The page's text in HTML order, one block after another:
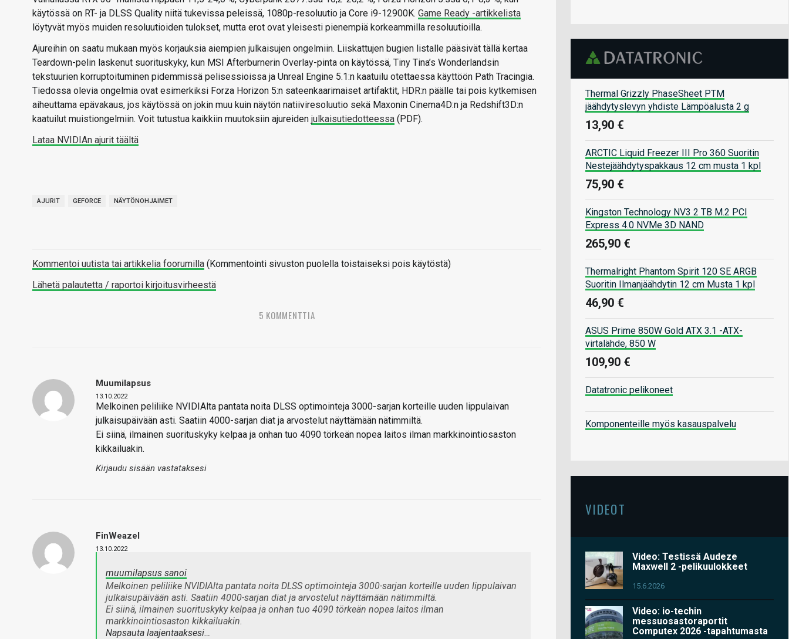
käytössä on RT- ja DLSS Quality niitä tukevissa peleissä, 1080p-resoluutio ja Core i9-12900K. Game Ready -artikkelista
löytyvät myös muiden resoluutioiden tulokset, mutta erot ovat yleisesti pienempiä korkeammilla resoluutioilla.
Ajureihin on saatu mukaan myös korjauksia aiempien julkaisujen ongelmiin. Liiskattujen bugien listalle pääsivät tällä kertaa
Teardown-pelin laskenut suorituskyky, kun MSI Afterburnerin Overlay-pinta on käytössä, Tiny Tina’s Wonderlandsin
tekstuurien korruptoituminen pidemmissä pelisessioissa ja Unreal Engine 5.1:n kaatuilu otettaessa käyttöön Path Tracingia.
Tiedossa olevia ongelmia ovat esimerkiksi Forza Horizon 5:n sateenkaarimaiset artifaktit, HDR:n päälle tai pois kytkemisen
aiheuttama epävakaus, jos käytössä on jokin muu kuin näytön natiiviresoluutio sekä Maxonin Cinema4D:n ja Redshift3D:n
kaatuilut muistiongelmiin. Voit tutustua kaikkiin muutoksiin ajureiden julkaisutiedotteessa (PDF).
Lataa NVIDIAn ajurit täältä
AJURIT GEFORCE NÄYTÖNOHJAIMET
Kommentoi uutista tai artikkelia foorumilla (Kommentointi sivuston puolella toistaiseksi pois käytöstä)
Lähetä palautetta / raportoi kirjoitusvirheestä
5 KOMMENTTIA
Muumilapsus
13.10.2022
Melkoinen peliliike NVIDIAlta pantata noita DLSS optimointeja 3000-sarjan korteille uuden lippulaivan
julkaisupäivään asti. Saatiin 4000-sarjan diat ja arvostelut näyttämään nätimmiltä.
Ei siinä, ilmainen suorituskyky kelpaa ja onhan tuo 4090 törkeän nopea laitos ilman markkinointiosaston
kikkailuakin.
Kirjaudu sisään vastataksesi
FinWeazel
13.10.2022
muumilapsus sanoi
Melkoinen peliliike NVIDIAlta pantata noita DLSS optimointeja 3000-sarjan korteille uuden lippulaivan
julkaisupäivään asti. Saatiin 4000-sarjan diat ja arvostelut näyttämään nätimmiltä.
Ei siinä, ilmainen suorituskyky kelpaa ja onhan tuo 4090 törkeän nopea laitos ilman
markkinointiosaston kikkailuakin.
Napsauta laajentaaksesi…
Thermal Grizzly PhaseSheet PTM
jäähdytyslevyn yhdiste Lämpöalusta 2 g
13,90 €
ARCTIC Liquid Freezer III Pro 360 Suoritin
Nestejäähdytyspakkaus 12 cm musta 1 kpl
75,90 €
Kingston Technology NV3 2 TB M.2 PCI
Express 4.0 NVMe 3D NAND
265,90 €
Thermalright Phantom Spirit 120 SE ARGB
Suoritin Ilmanjäähdytin 12 cm Musta 1 kpl
46,90 €
ASUS Prime 850W Gold ATX 3.1 -ATX-
virtalähde, 850 W
109,90 €
Datatronic pelikoneet
Komponenteille myös kasauspalvelu
VIDEOT
Video: Testissä Audeze
Maxwell 2 -pelikuulokkeet
15.6.2026
Video: io-techin
messuosastoraportit
Computex 2026 -tapahtumasta